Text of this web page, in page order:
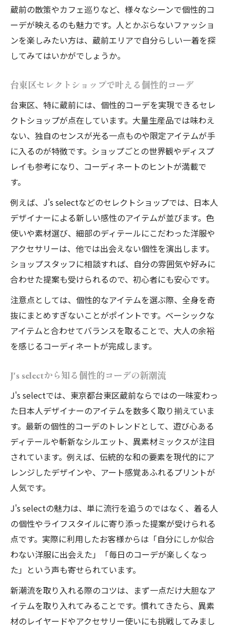
個性的コーデを引き立てるセレクトショッ
プ活用術
東京モードセレクトショップで体感する個
性的コーデ
素材選びで差をつける個性的コーデの秘訣
遊び心が光る蔵前ブランドの個性的コーデ
Jsファッション店舗が提案するスタイルの
工夫
個性的コーデを彩る蔵前おすすめショップ
活用法
徴
大量生産から離れて楽しむ個性的コーデ
大量生産から離れる個性的コーデのメリッ
Js selectで見つかる特別な個性的コーデ体
台東区セレクトショップで選ぶ一点物コー
デ
蔵前おすすめショップの独自セレクト術を
個性的コーデでスローファッションを楽し
蔵前で見つける自分らしい着こなしの秘訣
自分らしさを引き出す個性的コーデの選び
方
蔵前ブランドで磨く着こなしのポイント
J's selectで発見する新しい個性的コーデ術
東京モードセレクトショップの着こなし提
案
蔵前の散策やカフェ巡りなど、様々なシーンで個性的コ
ーデが映えるのも魅力です。人とかぶらないファッショ
ンを楽しみたい方は、蔵前エリアで自分らしい一着を探
してみてはいかがでしょうか。
台東区セレクトショップで叶える個性的コーデ
台東区、特に蔵前には、個性的コーデを実現できるセレ
クトショップが点在しています。大量生産品では味わえ
ない、独自のセンスが光る一点ものや限定アイテムが手
に入るのが特徴です。ショップごとの世界観やディスプ
レイも参考になり、コーディネートのヒントが満載で
す。
例えば、J's selectなどのセレクトショップでは、日本人
デザイナーによる新しい感性のアイテムが並びます。色
使いや素材選び、細部のディテールにこだわった洋服や
アクセサリーは、他では出会えない個性を演出します。
ショップスタッフに相談すれば、自分の雰囲気や好みに
合わせた提案も受けられるので、初心者にも安心です。
注意点としては、個性的なアイテムを選ぶ際、全身を奇
抜にまとめすぎないことがポイントです。ベーシックな
アイテムと合わせてバランスを取ることで、大人の余裕
を感じるコーディネートが完成します。
J's selectから知る個性的コーデの新潮流
J's selectでは、東京都台東区蔵前ならではの一味変わっ
た日本人デザイナーのアイテムを数多く取り揃えていま
す。最新の個性的コーデのトレンドとして、遊び心ある
ディテールや斬新なシルエット、異素材ミックスが注目
されています。例えば、伝統的な和の要素を現代的にア
レンジしたデザインや、アート感覚あふれるプリントが
人気です。
J's selectの魅力は、単に流行を追うのではなく、着る人
の個性やライフスタイルに寄り添った提案が受けられる
点です。実際に利用したお客様からは「自分にしか似合
わない洋服に出会えた」「毎日のコーデが楽しくなっ
た」という声も寄せられています。
新潮流を取り入れる際のコツは、まず一点だけ大胆なア
イテムを取り入れてみることです。慣れてきたら、異素
材のレイヤードやアクセサリー使いにも挑戦してみまし